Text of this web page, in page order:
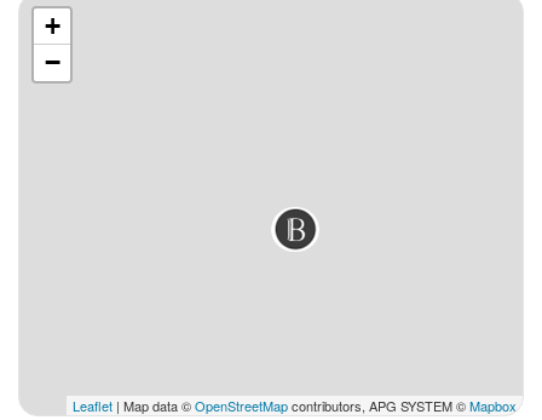
+
−
Leaflet | Map data ©OpenStreetMapcontributors, APG SYSTEM ©Mapbox